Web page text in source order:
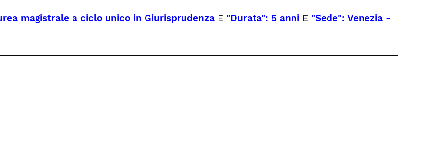
magistrale a ciclo unico in Giurisprudenza E "Durata": 5 anni E "Sede": Venezia -